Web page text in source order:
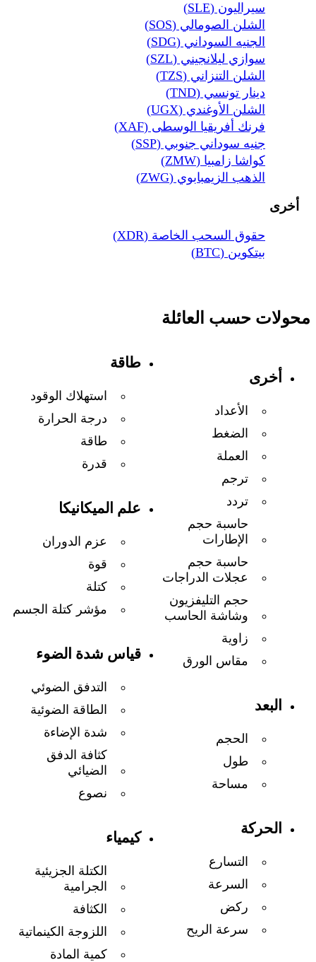
سيراليون (SLE)
الشلن الصومالي (SOS)
الجنيه السوداني (SDG)
سوازي ليلانجيني (SZL)
الشلن التنزاني (TZS)
دينار تونسي (TND)
الشلن الأوغندي (UGX)
فرنك أفريقيا الوسطى (XAF)
جنيه سوداني جنوبي (SSP)
كواشا زامبيا (ZMW)
الذهب الزيمبابوي (ZWG)
أخرى
حقوق السحب الخاصة (XDR)
بيتكوين (BTC)
محولات حسب العائلة
أخرى
الأعداد
الضغط
العملة
ترجم
تردد
حاسبة حجم
الإطارات
حاسبة حجم
عجلات الدراجات
حجم التليفزيون
وشاشة الحاسب
زاوية
مقاس الورق
البعد
الحجم
طول
مساحة
الحركة
التسارع
السرعة
ركض
سرعة الريح
طاقة
استهلاك الوقود
درجة الحرارة
طاقة
قدرة
علم الميكانيكا
عزم الدوران
قوة
كتلة
مؤشر كتلة الجسم
قياس شدة الضوء
التدفق الضوئي
الطاقة الضوئية
شدة الإضاءة
كثافة الدفق
الضيائي
نصوع
كيمياء
الكتلة الجزيئية
الجرامية
الكثافة
اللزوجة الكينماتية
كمية المادة